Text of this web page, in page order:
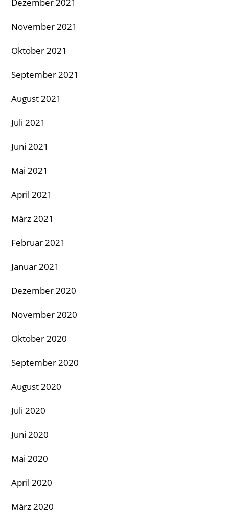
November 2021
Oktober 2021
September 2021
August 2021
Juli 2021
Juni 2021
Mai 2021
April 2021
März 2021
Februar 2021
Januar 2021
Dezember 2020
November 2020
Oktober 2020
September 2020
August 2020
Juli 2020
Juni 2020
Mai 2020
April 2020
März 2020